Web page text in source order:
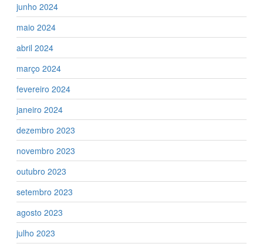
junho 2024
maio 2024
abril 2024
março 2024
fevereiro 2024
janeiro 2024
dezembro 2023
novembro 2023
outubro 2023
setembro 2023
agosto 2023
julho 2023